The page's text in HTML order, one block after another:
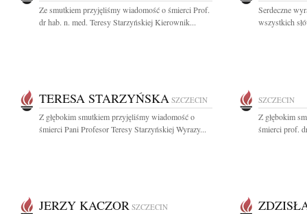
Ze smutkiem przyjęliśmy wiadomość o śmierci Prof.
dr hab. n. med. Teresy Starzyńskiej Kierownik...
Serdeczne
wszystkich
TERESA STARZYŃSKA SZCZECIN
Z głębokim smutkiem przyjęliśmy wiadomość o
śmierci Pani Profesor Teresy Starzyńskiej Wyrazy...
SZCZECIN
Z głębokim
śmierci prof.
JERZY KACZOR SZCZECIN